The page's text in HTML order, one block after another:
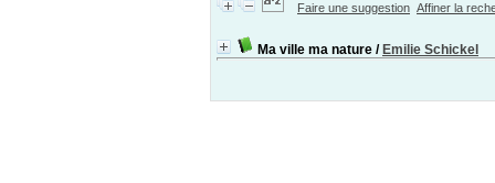
Faire une suggestion Affiner la
Ma ville ma nature / Emilie Schickel